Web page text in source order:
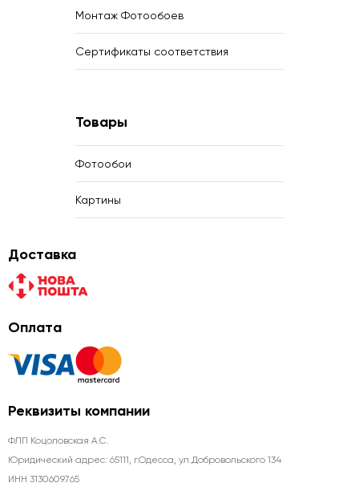
Монтаж Фотообоев
Сертификаты соответствия
Товары
Фотообои
Картины
Доставка
Оплата
Реквизиты компании
ФЛП Коцоловская А.С.
Юридический адрес: 65111, г.Одесса, ул.Добровольского 134
ИНН 3130609765